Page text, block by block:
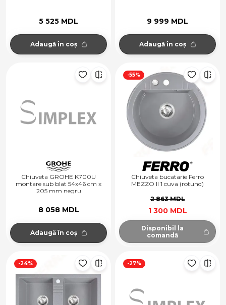
5 525 MDL
Adaugă în coș
9 999 MDL
Adaugă în coș
Chiuveta GROHE K700U
montare sub blat 54x46 cm x
205 mm negru
8 058 MDL
Adaugă în coș
-55%
Chiuveta bucatarie Ferro
MEZZO II 1 cuva (rotund)
2 863 MDL
1 300 MDL
Disponibil la
comandă
-24% -27%